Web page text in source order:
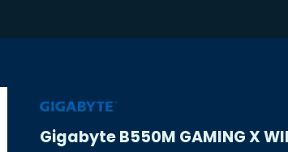
Gigabyte B550M GAMING X